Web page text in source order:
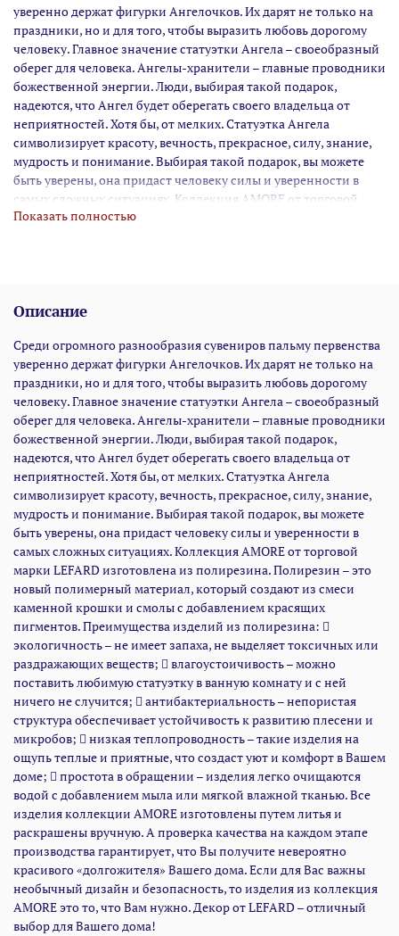
уверенно держат фигурки Ангелочков. Их дарят не только на
праздники, но и для того, чтобы выразить любовь дорогому
человеку. Главное значение статуэтки Ангела – своеобразный
оберег для человека. Ангелы-хранители – главные проводники
божественной энергии. Люди, выбирая такой подарок,
надеются, что Ангел будет оберегать своего владельца от
неприятностей. Хотя бы, от мелких. Статуэтка Ангела
символизирует красоту, вечность, прекрасное, силу, знание,
мудрость и понимание. Выбирая такой подарок, вы можете
быть уверены, она придаст человеку силы и уверенности в
самых сложных ситуациях. Коллекция AMORE от торговой
марки LEFARD изготовлена из полирезина. Полирезин – это
раздражающих веществ;  влагоустоичивость – можно
ничего не случится;  антибактериальность – непористая
структура обеспечивает устойчивость к развитию плесени и
микробов;  низкая теплопроводность – такие изделия на
ощупь теплые и приятные, что создаст уют и комфорт в Вашем
доме;  простота в обращении – изделия легко очищаются
водой с добавлением мыла или мягкой влажной тканью. Все
изделия коллекции AMORE изготовлены путем литья и
раскрашены вручную. А проверка качества на каждом этапе
производства гарантирует, что Вы получите невероятно
красивого «долгожителя» Вашего дома. Если для Вас важны
необычный дизайн и безопасность, то изделия из коллекция
AMORE это то, что Вам нужно. Декор от LEFARD – отличный
выбор для Вашего дома!
Показать полностью
Описание
Среди огромного разнообразия сувениров пальму первенства
уверенно держат фигурки Ангелочков. Их дарят не только на
праздники, но и для того, чтобы выразить любовь дорогому
человеку. Главное значение статуэтки Ангела – своеобразный
оберег для человека. Ангелы-хранители – главные проводники
божественной энергии. Люди, выбирая такой подарок,
надеются, что Ангел будет оберегать своего владельца от
неприятностей. Хотя бы, от мелких. Статуэтка Ангела
символизирует красоту, вечность, прекрасное, силу, знание,
мудрость и понимание. Выбирая такой подарок, вы можете
быть уверены, она придаст человеку силы и уверенности в
самых сложных ситуациях. Коллекция AMORE от торговой
марки LEFARD изготовлена из полирезина. Полирезин – это
новый полимерный материал, который создают из смеси
каменной крошки и смолы с добавлением красящих
пигментов. Преимущества изделий из полирезина: 
экологичность – не имеет запаха, не выделяет токсичных или
раздражающих веществ;  влагоустоичивость – можно
поставить любимую статуэтку в ванную комнату и с ней
ничего не случится;  антибактериальность – непористая
структура обеспечивает устойчивость к развитию плесени и
микробов;  низкая теплопроводность – такие изделия на
ощупь теплые и приятные, что создаст уют и комфорт в Вашем
доме;  простота в обращении – изделия легко очищаются
водой с добавлением мыла или мягкой влажной тканью. Все
изделия коллекции AMORE изготовлены путем литья и
раскрашены вручную. А проверка качества на каждом этапе
производства гарантирует, что Вы получите невероятно
красивого «долгожителя» Вашего дома. Если для Вас важны
необычный дизайн и безопасность, то изделия из коллекция
AMORE это то, что Вам нужно. Декор от LEFARD – отличный
выбор для Вашего дома!